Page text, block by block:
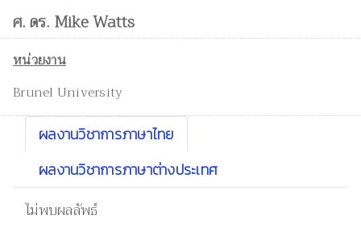
ศ. ดร. Mike Watts
หน่วยงาน
Brunel University
ผลงานวิชาการภาษาไทย
ผลงานวิชาการภาษาต่างประเทศ
ไม่พบผลลัพธ์